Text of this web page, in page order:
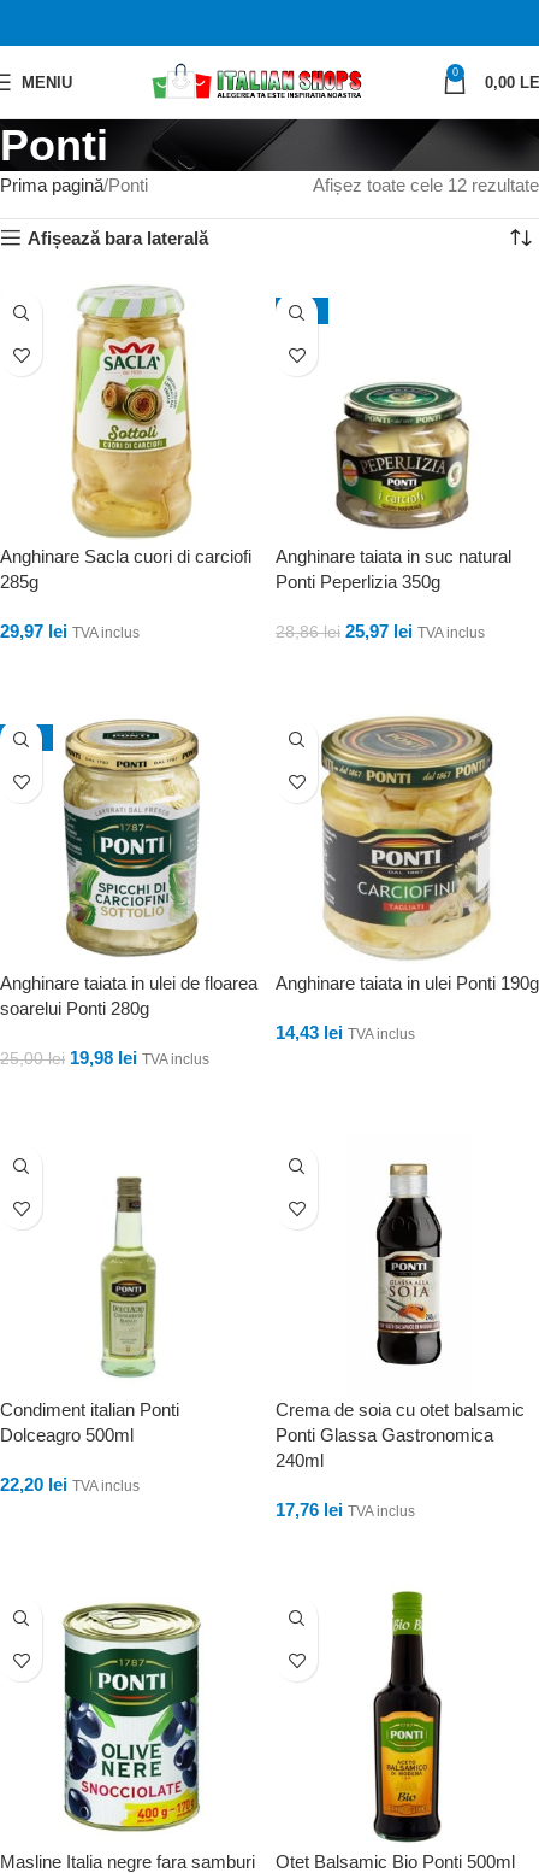
MENIU
0
0,00
Ponti
Prima pagină Ponti Afișez toate cele 12 rezultate
Afișează bara laterală
Anghinare Sacla cuori di carciofi
285g
29,97 lei TVA inclus
-10%
Anghinare taiata in suc natural
Ponti Peperlizia 350g
28,86lei 25,97 lei TVA inclus
-20%
Anghinare taiata in ulei de floarea
soarelui Ponti 280g
25,00lei 19,98 lei TVA inclus
Anghinare taiata in ulei Ponti 190g
14,43 lei TVA inclus
Condiment italian Ponti
Dolceagro 500ml
22,20 lei TVA inclus
Crema de soia cu otet balsamic
Ponti Glassa Gastronomica
240ml
17,76 lei TVA inclus
Masline Italia negre fara samburi
Otet Balsamic Bio Ponti 500ml